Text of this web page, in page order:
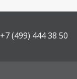
+7 (499) 444 38 50